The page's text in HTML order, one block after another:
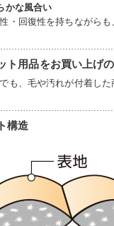
かな風合い
・回復性を持ちながら
ト用品をお買い上げ
も、毛や汚れが付着し
構造